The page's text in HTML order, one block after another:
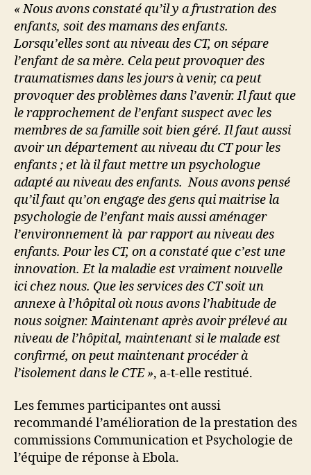
« Nous avons constaté qu’il y a frustration des
enfants, soit des mamans des enfants.
Lorsqu’elles sont au niveau des CT, on sépare
l’enfant de sa mère. Cela peut provoquer des
traumatismes dans les jours à venir, ca peut
provoquer des problèmes dans l’avenir. Il faut que
le rapprochement de l’enfant suspect avec les
membres de sa famille soit bien géré. Il faut aussi
avoir un département au niveau du CT pour les
enfants ; et là il faut mettre un psychologue
adapté au niveau des enfants. Nous avons pensé
qu’il faut qu’on engage des gens qui maitrise la
psychologie de l’enfant mais aussi aménager
l’environnement là par rapport au niveau des
enfants. Pour les CT, on a constaté que c’est une
innovation. Et la maladie est vraiment nouvelle
ici chez nous. Que les services des CT soit un
annexe à l’hôpital où nous avons l’habitude de
nous soigner. Maintenant après avoir prélevé au
niveau de l’hôpital, maintenant si le malade est
confirmé, on peut maintenant procéder à
l’isolement dans le CTE », a-t-elle restitué.
Les femmes participantes ont aussi
recommandé l’amélioration de la prestation des
commissions Communication et Psychologie de
l’équipe de réponse à Ebola.